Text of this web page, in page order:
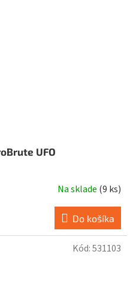
UFO
Na sklade (9 ks)
Do košíka
Kód:531103